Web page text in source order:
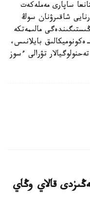
ساپارى مەملەكەت
شاقىرۋنان سوڭ
مالىمەتكە
بايلانىس،
تۋرالى ءسوز
قالاي وڭاي